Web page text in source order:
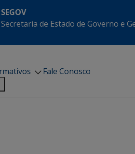
SEGOV
Secretaria de Estado de Governo e
Fale Conosco